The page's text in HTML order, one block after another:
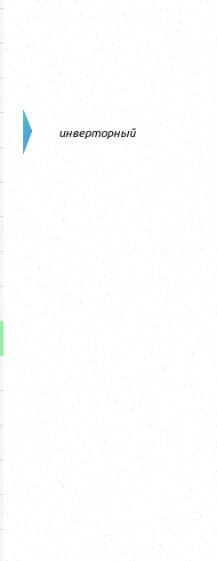
инверторный